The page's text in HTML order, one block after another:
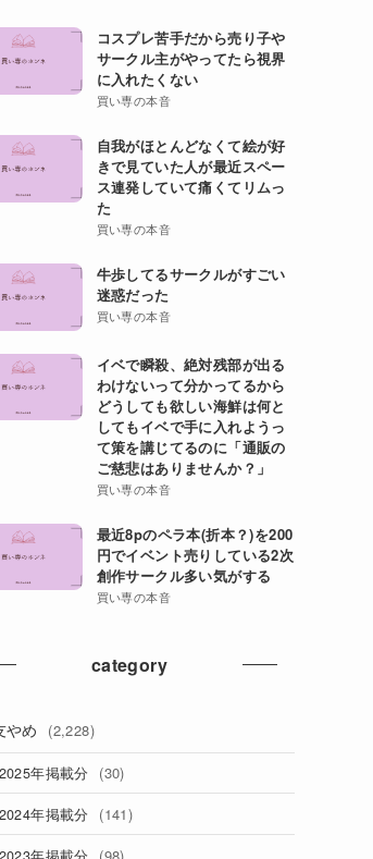
コスプレ苦手だから売り子や
サークル主がやってたら視界
に入れたくない
買い専の本音
自我がほとんどなくて絵が好
きで見ていた人が最近スペー
ス連発していて痛くてリムっ
た
買い専の本音
牛歩してるサークルがすごい
迷惑だった
買い専の本音
イベで瞬殺、絶対残部が出る
わけないって分かってるから
どうしても欲しい海鮮は何と
してもイベで手に入れようっ
て策を講じてるのに「通販の
ご慈悲はありませんか？」
買い専の本音
最近8pのペラ本(折本？)を200
円でイベント売りしている2次
創作サークル多い気がする
買い専の本音
category
やめ (2,228)
2025年掲載分 (30)
2024年掲載分 (141)